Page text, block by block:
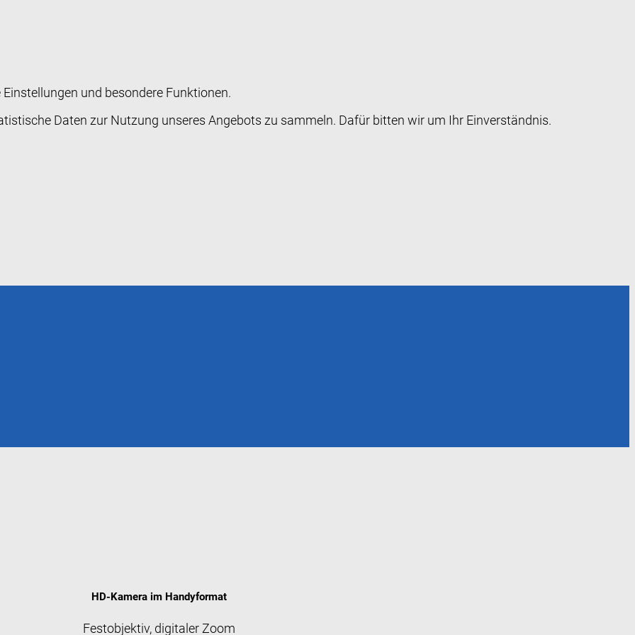
und besondere Funktionen.
Daten zur Nutzung unseres Angebots zu sammeln. Dafür bitten wir um Ihr Einverständnis.
HD-Kamera im Handyformat
Festobjektiv, digitaler Zoom